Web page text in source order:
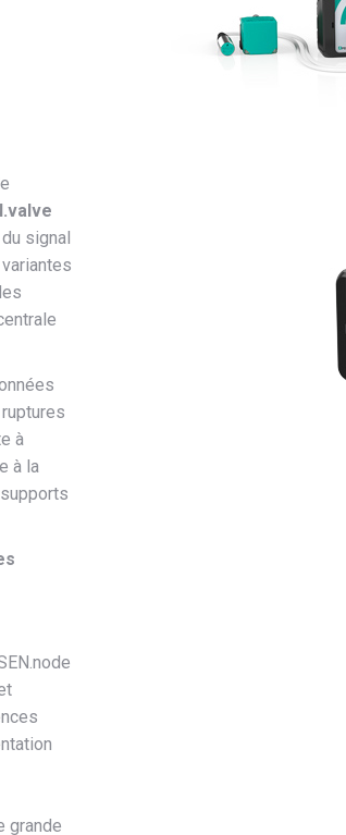
signal
à
à la
grande